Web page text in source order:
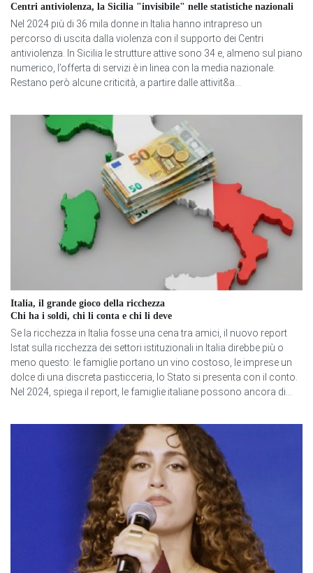
Centri antiviolenza, la Sicilia "invisibile" nelle statistiche nazionali
Nel 2024 più di 36 mila donne in Italia hanno intrapreso un
percorso di uscita dalla violenza con il supporto dei Centri
antiviolenza. In Sicilia le strutture attive sono 34 e, almeno sul piano
numerico, l’offerta di servizi è in linea con la media nazionale.
Restano però alcune criticità, a partire dalle attivit&a...
Italia, il grande gioco della ricchezza
Chi ha i soldi, chi li conta e chi li deve
Se la ricchezza in Italia fosse una cena tra amici, il nuovo report
Istat sulla ricchezza dei settori istituzionali in Italia direbbe più o
meno questo: le famiglie portano un vino costoso, le imprese un
dolce di una discreta pasticceria, lo Stato si presenta con il conto.
Nel 2024, spiega il report, le famiglie italiane possono ancora di...